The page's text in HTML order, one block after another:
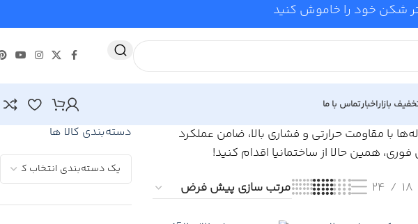
شکن خود را خاموش کنید
بازاراخبارتماس با ما
با مقاومت حرارتی و فشاری بالا، ضامن عملکرد
همین حالا از ساختمانیا اقدام کنید!
18
24
دسته‌بندی کالا ها